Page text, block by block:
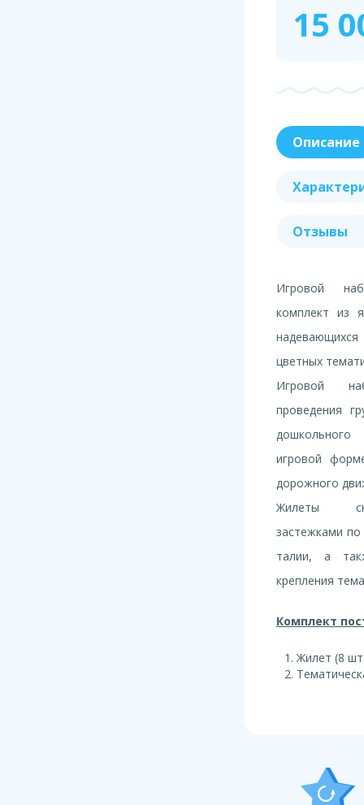
15
Описание
Отзывы
Игровой
комплект из
цветных
Игровой
проведения
игровой
дорожного
Жилеты
застежками
талии, а
крепления
Комплект
Жилет (8